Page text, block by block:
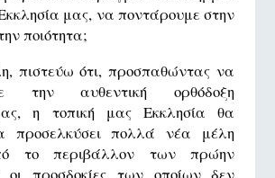
μας, να ποντάρουμε στην
ποιότητα;
πιστεύω ότι, προσπαθώντας να
την αυθεντική ορθόδοξη
η τοπική μας Εκκλησία θα
προσελκύσει πολλά νέα μέλη
το περιβάλλον των πρώην
οι προσδοκίες των οποίων δεν